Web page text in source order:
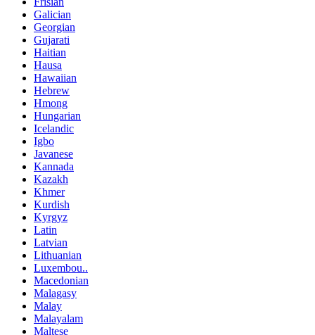
Galician
Georgian
Gujarati
Haitian
Hausa
Hawaiian
Hebrew
Hmong
Hungarian
Icelandic
Igbo
Javanese
Kannada
Kazakh
Khmer
Kurdish
Kyrgyz
Latin
Latvian
Lithuanian
Luxembou..
Macedonian
Malagasy
Malay
Malayalam
Maltese